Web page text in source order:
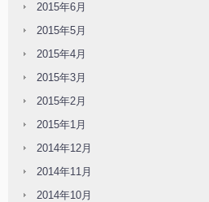
2015年6月
2015年5月
2015年4月
2015年3月
2015年2月
2015年1月
2014年12月
2014年11月
2014年10月